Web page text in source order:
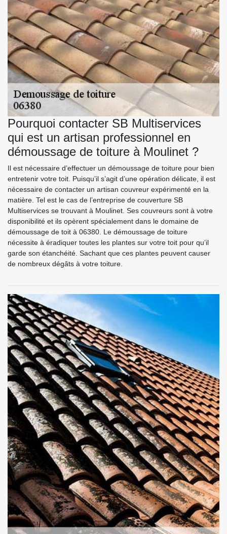
Pourquoi contacter SB Multiservices
qui est un artisan professionnel en
démoussage de toiture à Moulinet ?
Il est nécessaire d’effectuer un démoussage de toiture pour bien
entretenir votre toit. Puisqu’il s’agit d’une opération délicate, il est
nécessaire de contacter un artisan couvreur expérimenté en la
matière. Tel est le cas de l’entreprise de couverture SB
Multiservices se trouvant à Moulinet. Ses couvreurs sont à votre
disponibilité et ils opèrent spécialement dans le domaine de
démoussage de toit à 06380. Le démoussage de toiture
nécessite à éradiquer toutes les plantes sur votre toit pour qu’il
garde son étanchéité. Sachant que ces plantes peuvent causer
de nombreux dégâts à votre toiture.